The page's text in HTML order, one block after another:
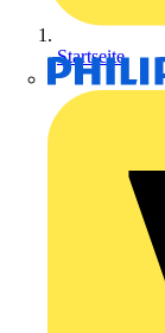
Startseite